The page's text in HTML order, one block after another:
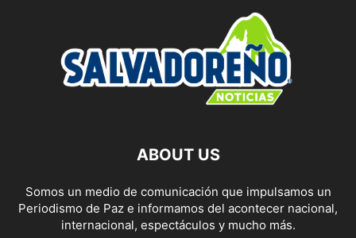
ABOUT US
Somos un medio de comunicación que impulsamos un
Periodismo de Paz e informamos del acontecer nacional,
internacional, espectáculos y mucho más.